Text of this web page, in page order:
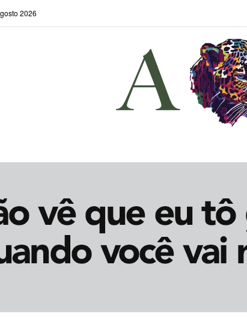
2026